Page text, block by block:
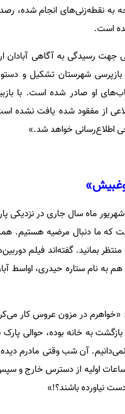
به نقطه‌زنی‌های انجام شده،
است.
جهت رسیدگی به آگاهی
بازپرسی شهرستان تشکیل و
او صادر شده است. با
از مفقود شده یافت نشده
خواهد شد.»
مرضیه البوغبیش، دختر ۴۰ ساله، ۲۸ شهریور ماه
«بیش از ۵۰ روز است که ما دنبال
منتظر بمانید. گفته‌اند فیلم
به نام ستاره حیدری، اواسط
به خانه بوده، حوالی
آن شب وقتی مادرم
ساعات اولیه از دسترس خارج
نیاورده باشند؟!»